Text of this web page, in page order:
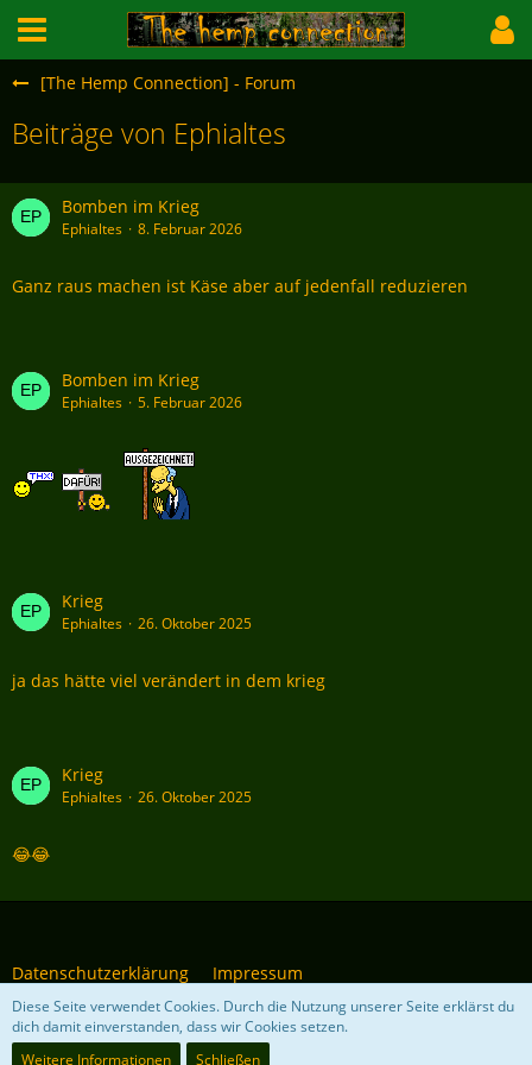
[The Hemp Connection] - Forum
Beiträge von Ephialtes
Bomben im Krieg
Ephialtes 8. Februar 2026
Ganz raus machen ist Käse aber auf jedenfall reduzieren
Bomben im Krieg
Ephialtes 5. Februar 2026
Krieg
Ephialtes 26. Oktober 2025
ja das hätte viel verändert in dem krieg
Krieg
Ephialtes 26. Oktober 2025
😂😂
Datenschutzerklärung Impressum
Community-Software:
Diese Seite verwendet Cookies. Durch die Nutzung unserer Seite erklärst du
dich damit einverstanden, dass wir Cookies setzen.
Weitere Informationen
Schließen